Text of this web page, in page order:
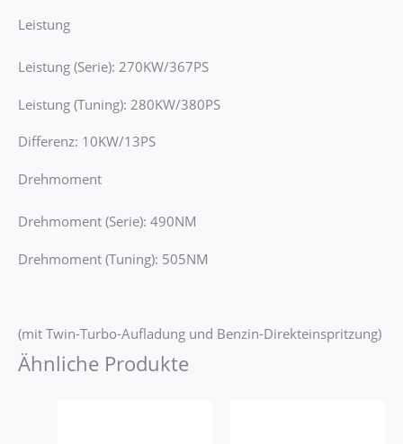
Leistung
Leistung (Serie): 270KW/367PS
Leistung (Tuning): 280KW/380PS
Differenz: 10KW/13PS
Drehmoment
Drehmoment (Serie): 490NM
Drehmoment (Tuning): 505NM
(mit Twin-Turbo-Aufladung und Benzin-Direkteinspritzung)
Ähnliche Produkte